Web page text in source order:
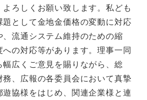
ろしくお願い致します。私ども
として金地金価格の変動に対応
、流通システム維持のための縮
の対応等があります。理事一同
広くご意見を賜りながら、総
、広報の各委員会において真摯
協様をはじめ、関連企業様と連